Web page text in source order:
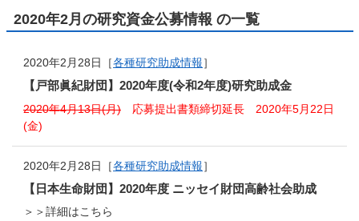
2020年2月の研究資金公募情報 の一覧
2020年2月28日［各種研究助成情報］
【戸部眞紀財団】2020年度(令和2年度)研究助成金
2020年4月13日(月) 応募提出書類締切延長 2020年5月22日
(金)
2020年2月28日［各種研究助成情報］
【日本生命財団】2020年度 ニッセイ財団高齢社会助成
＞＞詳細はこちら